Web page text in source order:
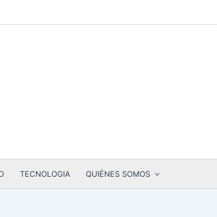
TECNOLOGIA QUIÉNES SOMOS